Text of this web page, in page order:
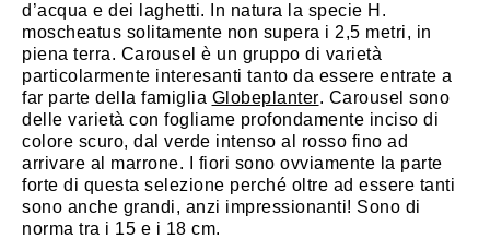
d’acqua e dei laghetti. In natura la specie H.
moscheatus solitamente non supera i 2,5 metri, in
piena terra. Carousel è un gruppo di varietà
particolarmente interesanti tanto da essere entrate a
far parte della famiglia Globeplanter. Carousel sono
delle varietà con fogliame profondamente inciso di
colore scuro, dal verde intenso al rosso fino ad
arrivare al marrone. I fiori sono ovviamente la parte
forte di questa selezione perché oltre ad essere tanti
sono anche grandi, anzi impressionanti! Sono di
norma tra i 15 e i 18 cm.